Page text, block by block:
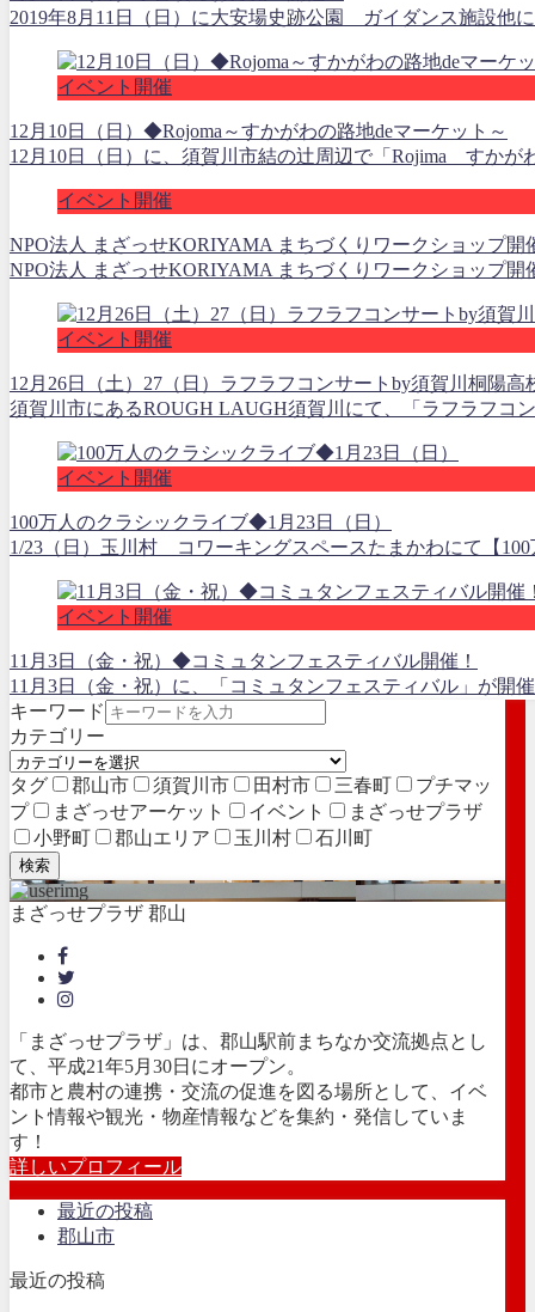
2019年8月11日（日）に大安場史跡公園 ガイダンス施設他
イベント開催
12月10日（日）◆Rojoma～すかがわの路地deマーケット～
12月10日（日）に、須賀川市結の辻周辺で「Rojima すか
イベント開催
NPO法人 まざっせKORIYAMA まちづくりワークショップ開
NPO法人 まざっせKORIYAMA まちづくりワークショップ
イベント開催
12月26日（土）27（日）ラフラフコンサートby須賀川桐陽高
須賀川市にあるROUGH LAUGH須賀川にて、「ラフラフコ
イベント開催
100万人のクラシックライブ◆1月23日（日）
1/23（日）玉川村 コワーキングスペースたまかわにて【
イベント開催
11月3日（金・祝）◆コミュタンフェスティバル開催！
11月3日（金・祝）に、「コミュタンフェスティバル」が開
キーワード
カテゴリー
タグ 郡山市 須賀川市 田村市 三春町
プチマッ
プ
まざっせアーケット イベント
まざっせプラザ
小野町
郡山エリア 玉川村 石川町
検索
まざっせプラザ 郡山
「まざっせプラザ」は、郡山駅前まちなか交流拠点とし
て、平成21年5月30日にオープン。
都市と農村の連携・交流の促進を図る場所として、イベ
ント情報や観光・物産情報などを集約・発信していま
す！
詳しいプロフィール
最近の投稿
郡山市
最近の投稿